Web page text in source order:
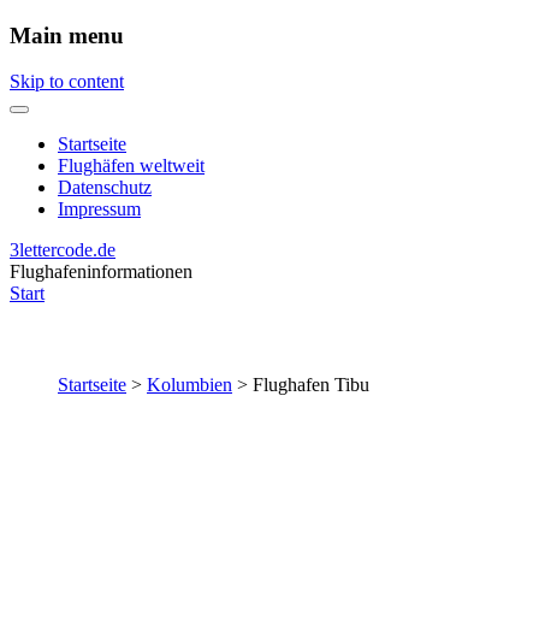
Main menu
Skip to content
Startseite
Flughäfen weltweit
Datenschutz
Impressum
3lettercode.de
Flughafeninformationen
Start
Startseite > Kolumbien > Flughafen Tibu